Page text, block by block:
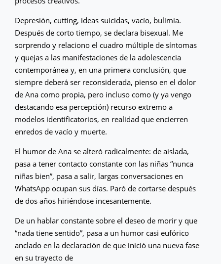
Depresión, cutting, ideas suicidas, vacío, bulimia.
Después de corto tiempo, se declara bisexual. Me
sorprendo y relaciono el cuadro múltiple de síntomas
y quejas a las manifestaciones de la adolescencia
contemporánea y, en una primera conclusión, que
siempre deberá ser reconsiderada, pienso en el dolor
de Ana como propia, pero incluso como (y ya vengo
destacando esa percepción) recurso extremo a
modelos identificatorios, en realidad que encierren
enredos de vacío y muerte.
El humor de Ana se alteró radicalmente: de aislada,
pasa a tener contacto constante con las niñas “nunca
niñas bien”, pasa a salir, largas conversaciones en
WhatsApp ocupan sus días. Paró de cortarse después
de dos años hiriéndose incesantemente.
De un hablar constante sobre el deseo de morir y que
“nada tiene sentido”, pasa a un humor casi eufórico
anclado en la declaración de que inició una nueva fase
en su trayecto de